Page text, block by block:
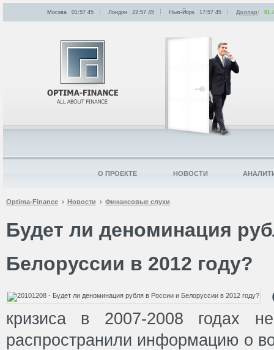
Optima-Finance Новости Финансовые слухи
Будет ли деноминация
Белоруссии в 2012 году?
кризиса в 2007-2008 годах
распространили информацию о
Москва 01:57 45 Лондон 22:57 45 Нью-Йорк 17:57 45 Доллар:
О ПРОЕКТЕ НОВОСТИ